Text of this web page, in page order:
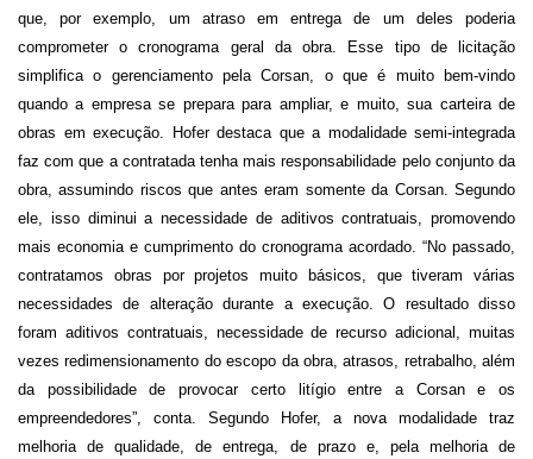
que, por exemplo, um atraso em entrega de um deles poderia
comprometer o cronograma geral da obra. Esse tipo de licitação
simplifica o gerenciamento pela Corsan, o que é muito bem-vindo
quando a empresa se prepara para ampliar, e muito, sua carteira de
obras em execução. Hofer destaca que a modalidade semi-integrada
faz com que a contratada tenhamais responsabilidade pelo conjunto da
obra,assumindo riscos que antes eram somente da Corsan. Segundo
ele, issodiminui a necessidade de aditivos contratuais, promovendo
mais economia e cumprimento do cronograma acordado. “No passado,
contratamos obras por projetos muito básicos, que tiveram várias
necessidades de alteração durante a execução.O resultado disso
foram aditivos contratuais, necessidade de recurso adicional, muitas
vezes redimensionamento do escopo da obra, atrasos, retrabalho, além
da possibilidade de provocar certo litígio entre a Corsan e os
empreendedores”, conta. Segundo Hofer, a nova modalidade traz
melhoria de qualidade, de entrega, de prazo e, pela melhoria de